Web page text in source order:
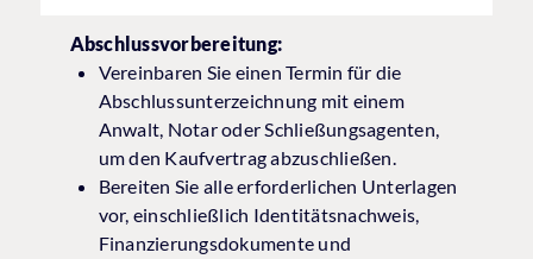
Abschlussvorbereitung:
Vereinbaren Sie einen Termin für die
Abschlussunterzeichnung mit einem
Anwalt, Notar oder Schließungsagenten,
um den Kaufvertrag abzuschließen.
Bereiten Sie alle erforderlichen Unterlagen
vor, einschließlich Identitätsnachweis,
Finanzierungsdokumente und